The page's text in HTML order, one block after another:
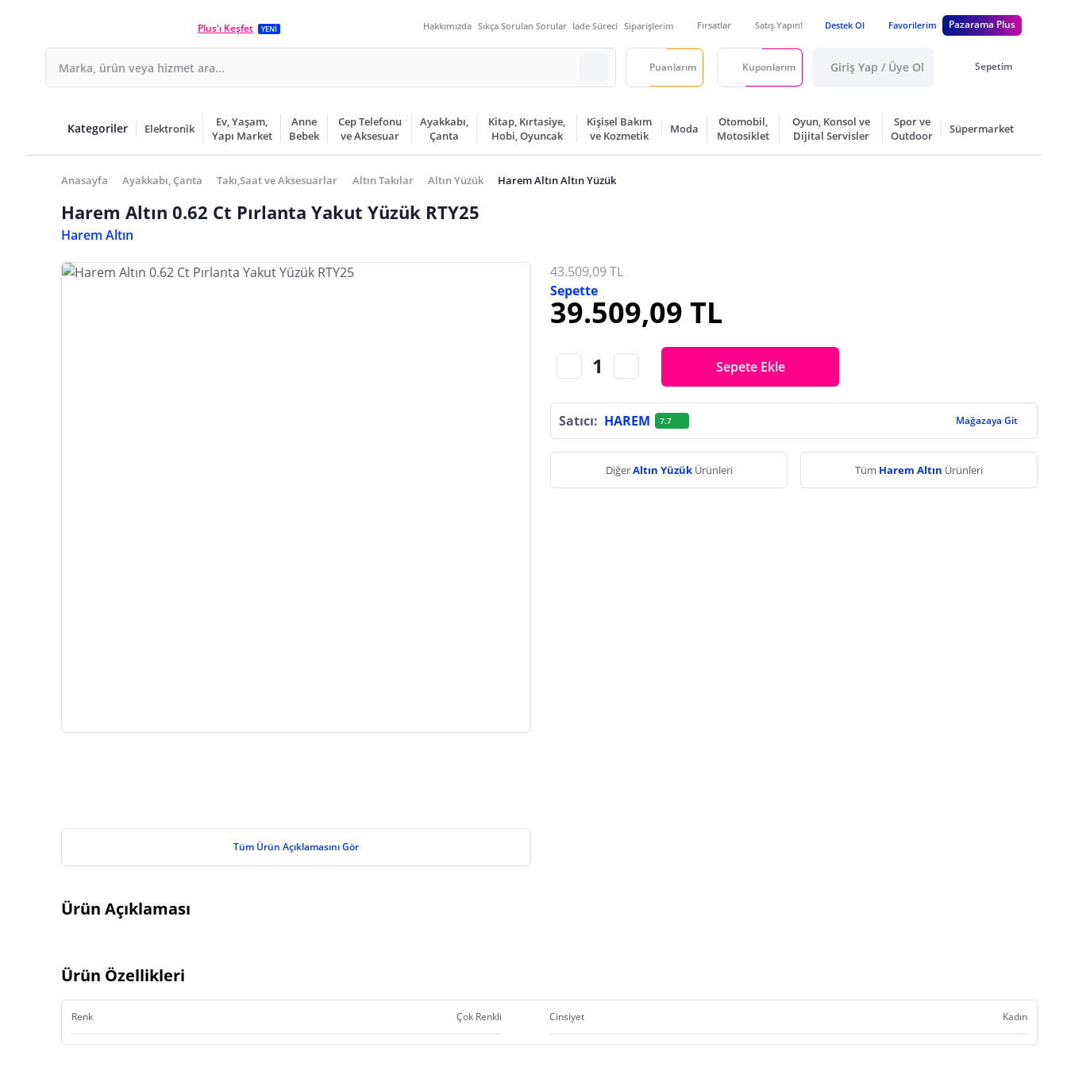
Plus'ı Keşfet YENİ Hakkımızda Sıkça Sorulan Sorular İade Süreci Siparişlerim Fırsatlar Satış Yapın! Destek Ol Favorilerim Pazarama Plus
Puanlarım Kuponlarım Giriş Yap / Üye Ol Sepetim
Kategoriler Elektronik
Ev, Yaşam,
Yapı Market
Anne
Bebek
Cep Telefonu
ve Aksesuar
Ayakkabı,
Çanta
Kitap, Kırtasiye,
Hobi, Oyuncak
Kişisel Bakım
ve Kozmetik
Moda
Otomobil,
Motosiklet
Oyun, Konsol ve
Dijital Servisler
Spor ve
Outdoor
Süpermarket
Anasayfa Ayakkabı, Çanta Takı,Saat ve Aksesuarlar Altın Takılar Altın Yüzük Harem Altın Altın Yüzük
Harem Altın 0.62 Ct Pırlanta Yakut Yüzük RTY25
Harem Altın
Tüm Ürün Açıklamasını Gör
43.509,09 TL
Sepette
39.509,09 TL
Sepete Ekle
Satıcı: HAREM 7.7 Mağazaya Git
DiğerAltın Yüzük Ürünleri Tüm Harem Altın Ürünleri
Ürün Açıklaması
Ürün Özellikleri
Renk Çok Renkli Cinsiyet Kadın